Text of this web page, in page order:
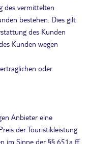
des vermittelten
bestehen. Dies gilt
des Kunden
Kunden wegen
oder
Anbieter eine
der Touristikleistung
im Sinne der §§ 651a ff.